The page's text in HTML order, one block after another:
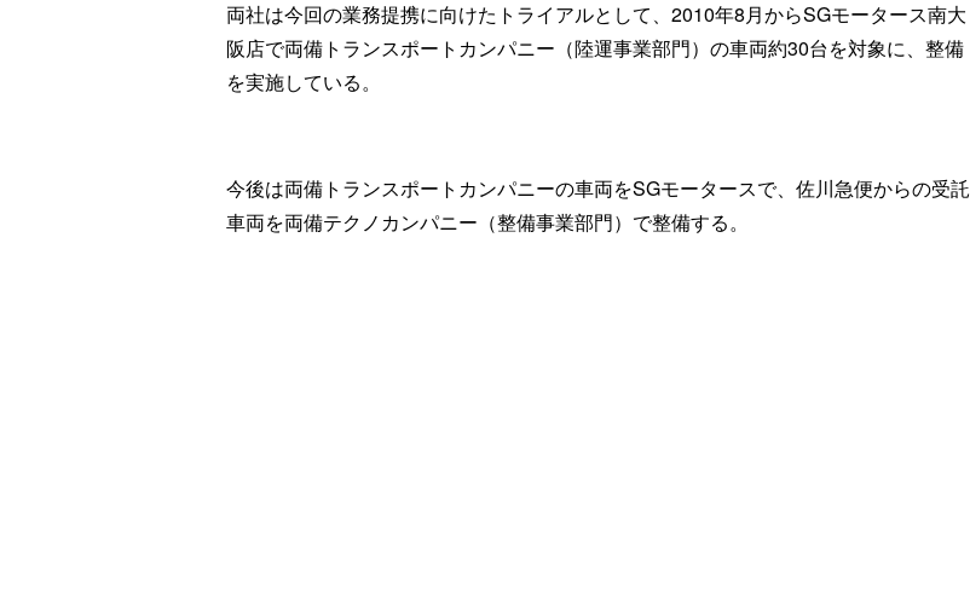
両社は今回の業務提携に向けたトライアルとして、2010年8月からSGモータース南大
阪店で両備トランスポートカンパニー（陸運事業部門）の車両約30台を対象に、整備
を実施している。
今後は両備トランスポートカンパニーの車両をSGモータースで、佐川急便からの受託
車両を両備テクノカンパニー（整備事業部門）で整備する。